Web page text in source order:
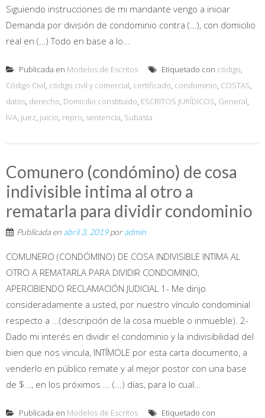
Siguiendo instrucciones de mi mandante vengo a iniciar
Demanda por división de condominio contra (…), con domicilio
real en (…) Todo en base a lo...
Publicada en Modelos de Escritos Etiquetado con código,
Código Civil, código civil y comercial, certificado, condominio, COSTAS,
datos, derecho, Domicilio constituido, ESCRITOS JURÍDICOS, General,
IVA, juez, juicio, repro, sentencia, Subasta
Comunero (condómino) de cosa
indivisible intima al otro a
rematarla para dividir condominio
Publicada en abril 3, 2019poradmin
COMUNERO (CONDÓMINO) DE COSA INDIVISIBLE INTIMA AL
OTRO A REMATARLA PARA DIVIDIR CONDOMINIO,
APERCIBIENDO RECLAMACIÓN JUDICIAL 1- Me dirijo
consideradamente a usted, por nuestro vínculo condominial
respecto a ...(descripción de la cosa mueble o inmueble). 2-
Dado mi interés en dividir el condominio y la indivisibilidad del
bien que nos vincula, INTÍMOLE por esta carta documento, a
venderlo en público remate y al mejor postor con una base
de $..., en los próximos ... (...) días, para lo cual...
Publicada en Modelos de Escritos Etiquetado con